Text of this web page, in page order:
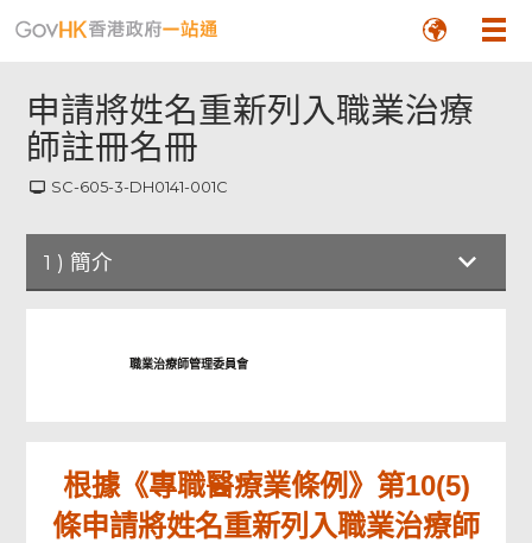
申請將姓名重新列入職業治療
師註冊名冊
SC-605-3-DH0141-001C
1 ) 簡介
聲明
職業治療師管理委員會
根據《專職醫療業條例》第10(5)
條申請將姓名重新列入職業治療師